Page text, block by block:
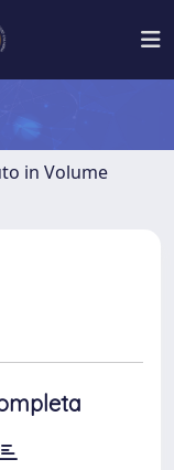
in Volume